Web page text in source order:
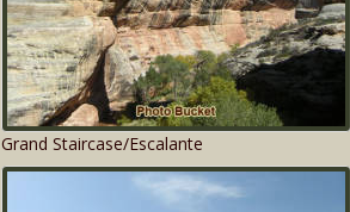
Grand Staircase/Escalante